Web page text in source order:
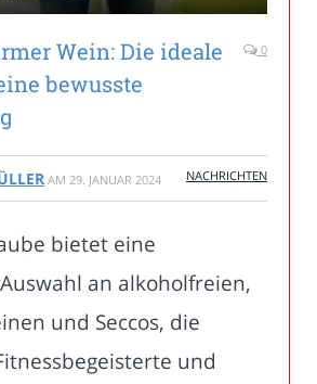
Wein: Die ideale
bewusste
0
AM 29. JANUAR 2024 NACHRICHTEN
bietet eine
an alkoholfreien,
und Seccos, die
und